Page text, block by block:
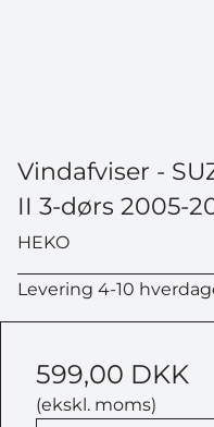
Vindafviser -
II 3-dørs 2005-
HEKO
Levering 4-10
599,00 DKK
(ekskl. moms)